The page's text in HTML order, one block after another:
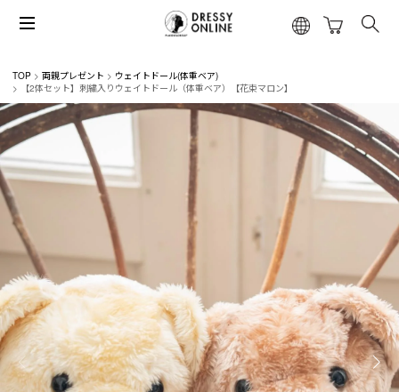
TOP 両親プレゼント
ウェイトドール(体重ベア)
【2体セット】刺繍入りウェイトドール（体重ベア）【花束マロン】